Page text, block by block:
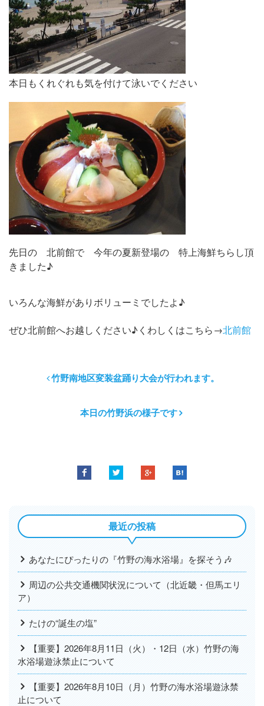
本日もくれぐれも気を付けて泳いでください
先日の 北前館で 今年の夏新登場の 特上海鮮ちらし頂
きました♪
いろんな海鮮がありボリューミでしたよ♪
ぜひ北前館へお越しください♪くわしくはこちら→北前館
竹野南地区変装盆踊り大会が行われます。
本日の竹野浜の様子です
最近の投稿
あなたにぴったりの『竹野の海水浴場』を探そう🎶
周辺の公共交通機関状況について（北近畿・但馬エリ
ア）
たけの“誕生の塩”
【重要】2026年8月11日（火）・12日（水）竹野の海
水浴場遊泳禁止について
【重要】2026年8月10日（月）竹野の海水浴場遊泳禁
止について